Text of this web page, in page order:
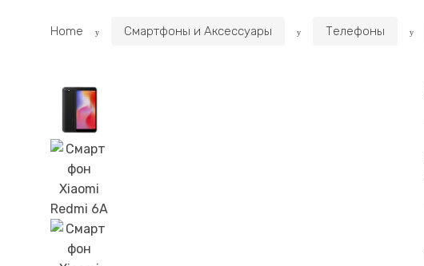
Home Смартфоны и Аксессуары Телефоны